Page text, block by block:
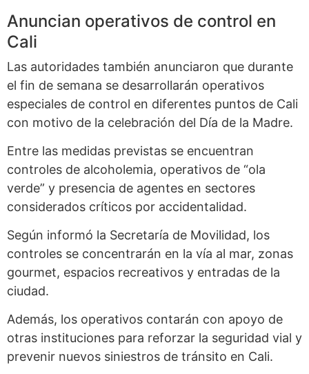
Anuncian operativos de control en
Cali
Las autoridades también anunciaron que durante
el fin de semana se desarrollarán operativos
especiales de control en diferentes puntos de Cali
con motivo de la celebración del Día de la Madre.
Entre las medidas previstas se encuentran
controles de alcoholemia, operativos de “ola
verde” y presencia de agentes en sectores
considerados críticos por accidentalidad.
Según informó la Secretaría de Movilidad, los
controles se concentrarán en la vía al mar, zonas
gourmet, espacios recreativos y entradas de la
ciudad.
Además, los operativos contarán con apoyo de
otras instituciones para reforzar la seguridad vial y
prevenir nuevos siniestros de tránsito en Cali.